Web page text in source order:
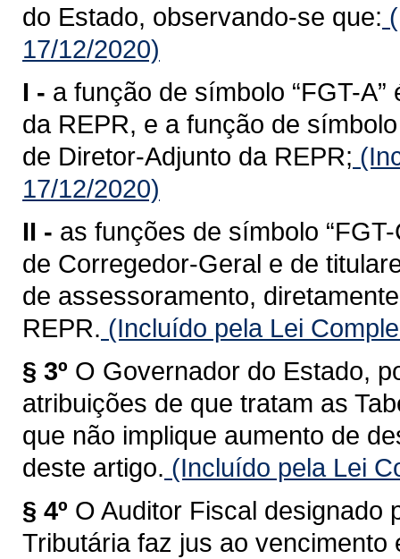
do Estado, observando-se que:
17/12/2020)
I - a função de símbolo “FGT-
da REPR, e a função de
de Diretor-Adjunto da REPR;
17/12/2020)
II - as funções de símbolo
de Corregedor-Geral e de
de assessoramento,
REPR. (Incluído pela Lei
§ 3º O Governador do Estado,
atribuições de que tratam as
que não implique aumento de
deste artigo. (Incluído pela Lei
§ 4º O Auditor Fiscal designado
Tributária faz jus ao